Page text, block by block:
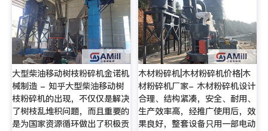
大型柴油移动树枝粉碎机金诺机
械制造 - 知乎大型柴油移动树
枝粉碎机的出现，不仅仅是解决
了树枝乱堆积问题，而且重要的
是为国家资源循环做出了积极贡
木材粉碎机|木材粉碎机价格|木
材粉碎机厂家- 木材粉碎机设计
合理、结构紧凑，安全、耐用、
生产效率高，经推广使用后，效
果良好，整套设备只用一部电动